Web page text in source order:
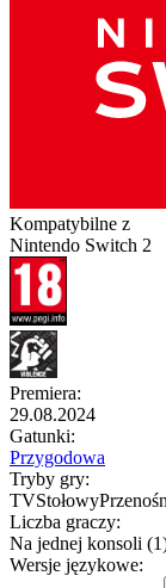
Kompatybilne z
Nintendo Switch 2
Premiera:
29.08.2024
Gatunki:
Przygodowa
Tryby gry:
TVStołowy
Liczba graczy:
Na jednej konsoli
Wersje językowe: